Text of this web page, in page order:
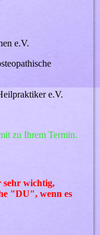
e.V.
e.V.
zu Ihrem Termin.
wichtig,
"DU", wenn es